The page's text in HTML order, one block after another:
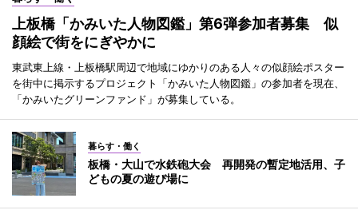
上板橋「かみいた人物図鑑」第6弾参加者募集 似
顔絵で街をにぎやかに
東武東上線・上板橋駅周辺で地域にゆかりのある人々の似顔絵ポスター
を街中に掲示するプロジェクト「かみいた人物図鑑」の参加者を現在、
「かみいたグリーンファンド」が募集している。
暮らす・働く
板橋・大山で水鉄砲大会 再開発の暫定地活用、子
どもの夏の遊び場に